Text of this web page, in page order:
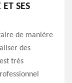
SES
de manière
des
très